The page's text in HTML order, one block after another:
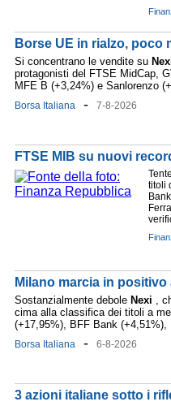
Borse UE in rialzo, poco
Si concentrano le vendite su
protagonisti del FTSE MidCap,
MFE B (+3,24%) e Sanlorenzo
Borsa Italiana - 7-8-2026
FTSE MIB su nuovi
titoli
Milano marcia in
Sostanzialmente debole Nexi ,
cima alla classifica dei titoli a
(+17,95%), BFF Bank
Borsa Italiana - 6-8-2026
3 azioni italiane sotto i